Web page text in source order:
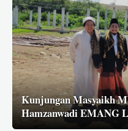
Kunjungan Masyaikh
Hamzanwadi EMANG